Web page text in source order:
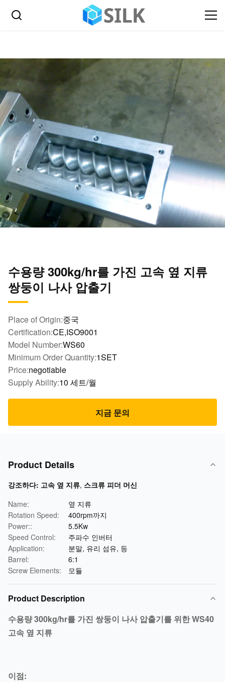
수용량 300kg/hr를 가진 고속 옆 지류
쌍둥이 나사 압출기
Place of Origin:중국
Certification:CE,ISO9001
Model Number:WS60
Minimum Order Quantity:1SET
Price:negotiable
Supply Ability:10 세트/월
지금 문의
Product Details
강조하다: 고속 옆 지류, 스크류 피더 머신
Name:
옆 지류
Rotation Speed:
400rpm까지
Power::
5.5Kw
Speed Control:
주파수 인버터
Application:
분말, 유리 섬유, 등
Barrel:
6:1
Screw Elements:
모듈
Product Description
수용량 300kg/hr를 가진 쌍둥이 나사 압출기를 위한 WS40
고속 옆 지류
이점: